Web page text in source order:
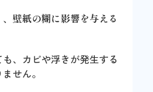
壁紙の糊に影響を与える
、カビや浮きが発生する
せん。